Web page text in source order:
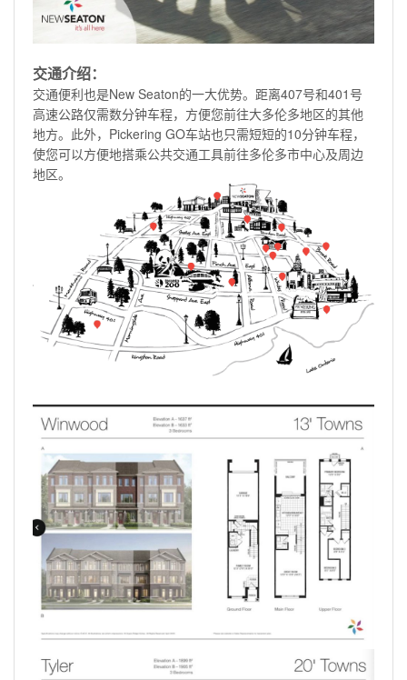
交通介绍：
交通便利也是New Seaton的一大优势。距离407号和401号
高速公路仅需数分钟车程，方便您前往大多伦多地区的其他
地方。此外，Pickering GO车站也只需短短的10分钟车程，
使您可以方便地搭乘公共交通工具前往多伦多市中心及周边
地区。